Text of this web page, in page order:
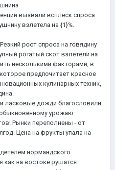
вызвали всплеск спроса
взлетела на {1}%.
рост спроса на говядину
рогатый скот взлетели на
несколькими факторами, в
предпочитает красное
кулинарных техник,
ласковые дожди благословили
урожаю
Рынки переполнены - от
Цена на фрукты упала на
нормандского
как на востоке рушатся